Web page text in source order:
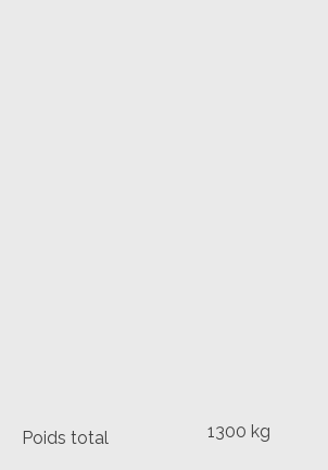
Poids total 1300 kg